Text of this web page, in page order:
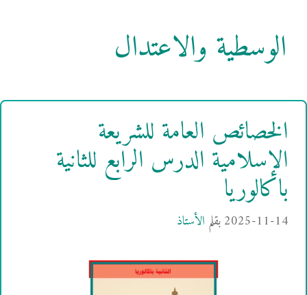
الوسطية والاعتدال
الخصائص العامة للشريعة
الإسلامية الدرس الرابع للثانية
باكالوريا
2025-11-14بقلم الأستاذ